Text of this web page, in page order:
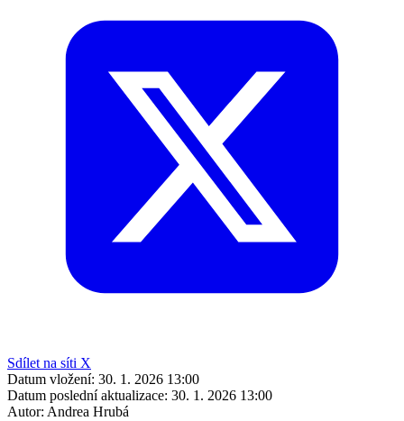
Sdílet na síti X
Datum vložení: 30. 1. 2026 13:00
Datum poslední aktualizace: 30. 1. 2026 13:00
Autor: Andrea Hrubá